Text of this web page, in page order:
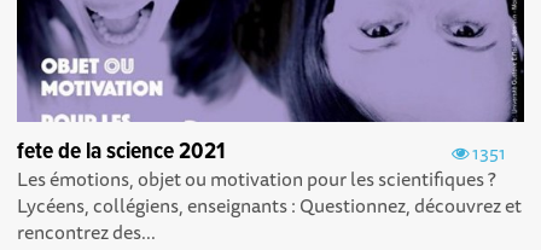
1351
fete de la science 2021
Les émotions, objet ou motivation pour les scientifiques ?
Lycéens, collégiens, enseignants : Questionnez, découvrez et
rencontrez des...